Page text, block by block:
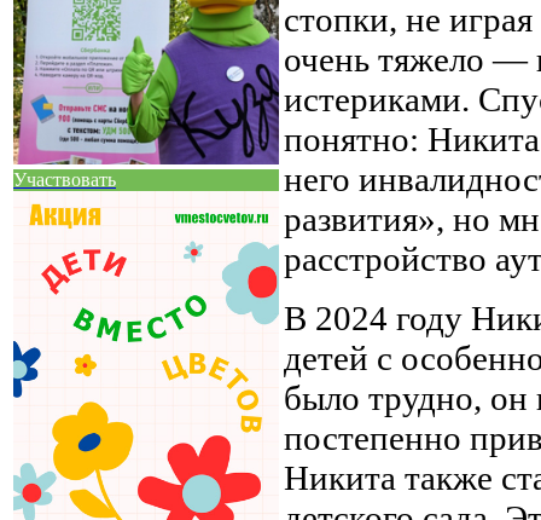
Участвовать
стопки, не
очень тяжело —
истериками.
понятно:
него
развития», но
расстройство
В 2024 году
детей с
было трудно, он
постепенно
Никита также